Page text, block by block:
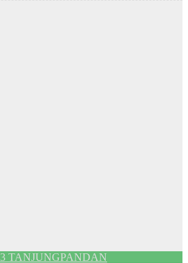
TANJUNGPANDAN